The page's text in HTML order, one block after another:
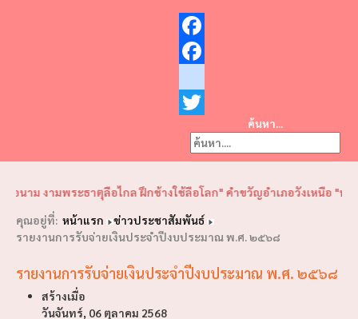
Twitter
ค้นหา...
งามพระธาตุลือไกล ฝึกช้างใช้ลือโลก" คำขวัญอำเภอวังเหนือ "พญาวั
คุณอยู่ที่: หน้าแรก
ข่าวประชาสัมพันธ์
รายงานการรับจ่ายเงินประจำปีงบประมาณ พ.ศ. ๒๕๖๘
รายงานการรับจ่ายเงินประจำปีงบประมาณ พ.ศ. ๒๕๖๘
สร้างเมื่อ
วันจันทร์, 06 ตุลาคม 2568